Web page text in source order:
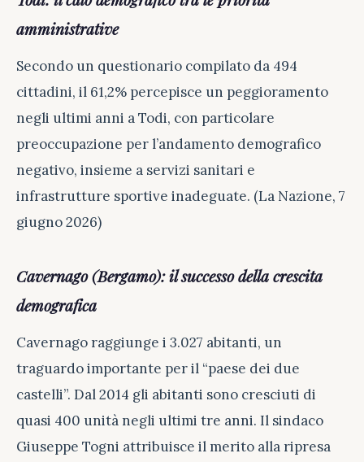
amministrative
Secondo un questionario compilato da 494
cittadini, il 61,2% percepisce un peggioramento
negli ultimi anni a Todi, con particolare
preoccupazione per l’andamento demografico
negativo, insieme a servizi sanitari e
infrastrutture sportive inadeguate. (La Nazione, 7
giugno 2026)
Cavernago (Bergamo): il successo della crescita
demografica
Cavernago raggiunge i 3.027 abitanti, un
traguardo importante per il “paese dei due
castelli”. Dal 2014 gli abitanti sono cresciuti di
quasi 400 unità negli ultimi tre anni. Il sindaco
Giuseppe Togni attribuisce il merito alla ripresa